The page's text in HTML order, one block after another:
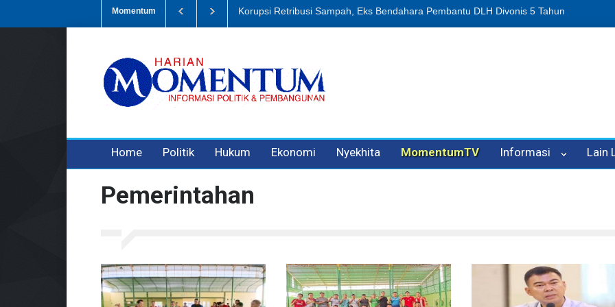
Momentum Dugaan Penipuan Oleh Oknum Kadis, Kuasa Hukum Pelapor Desak Polisi Tetapkan P-
Home Politik Hukum Ekonomi Nyekhita MomentumTV Informasi Lain
Pemerintahan